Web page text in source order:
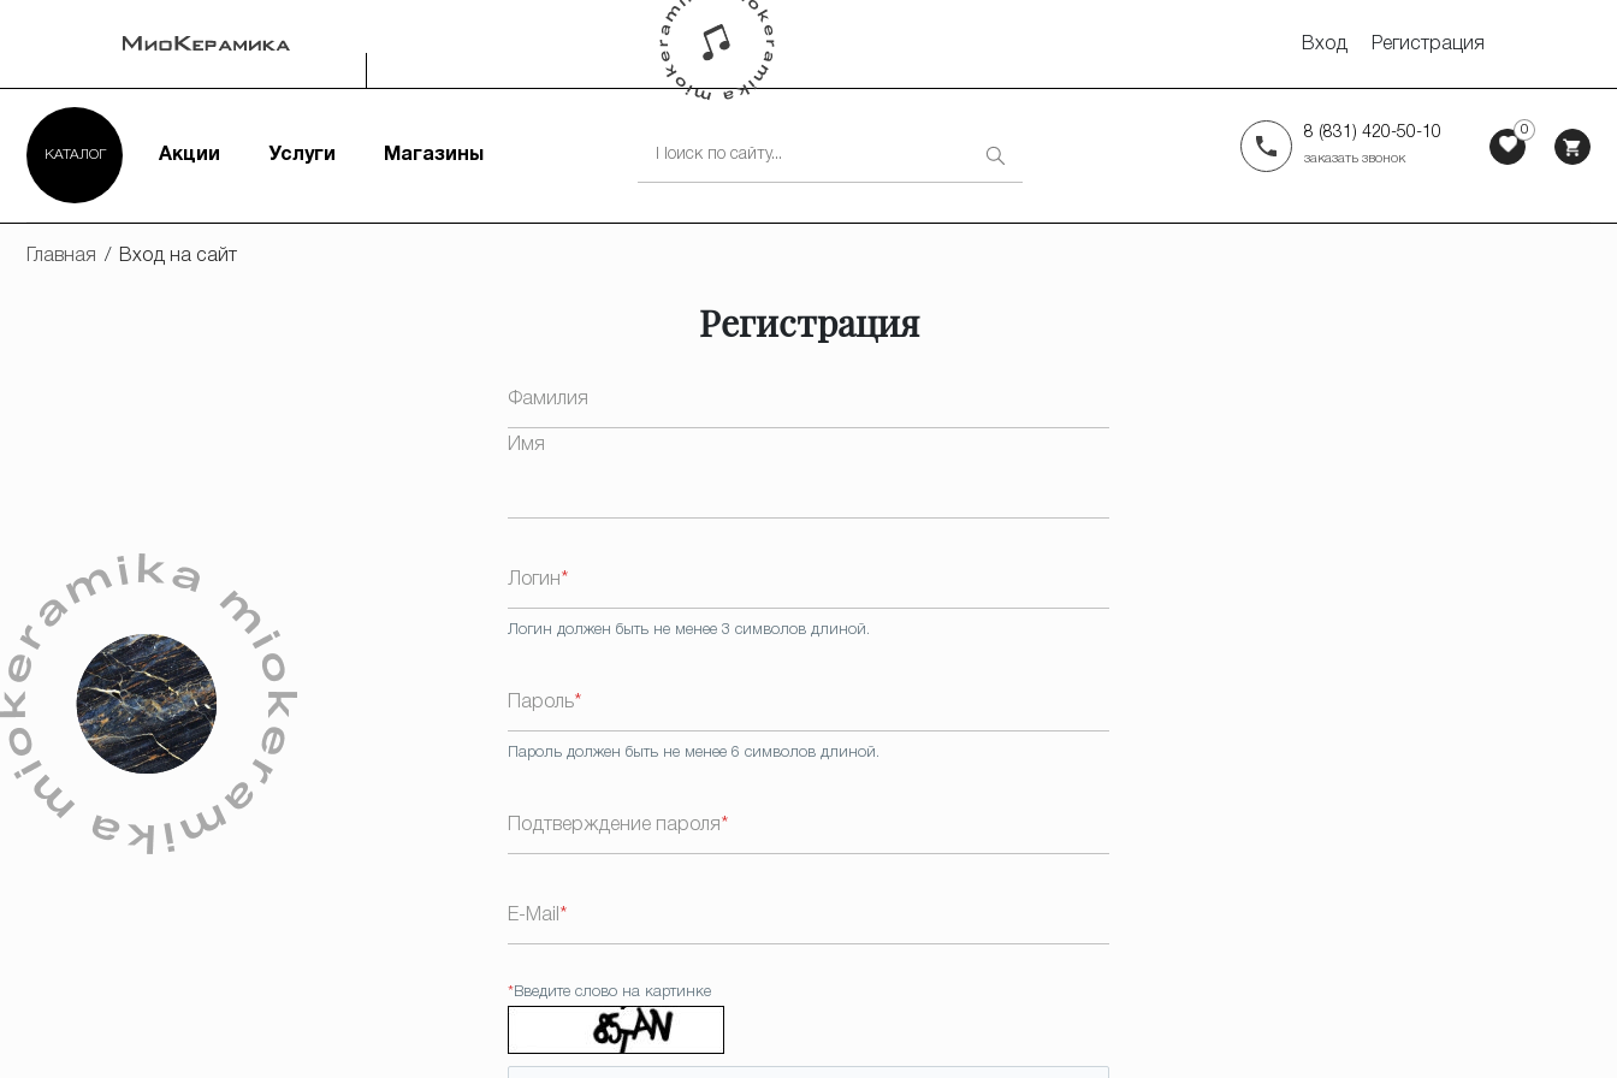
Вход Регистрация
КАТАЛОГ Акции Услуги Магазины
8 (831) 420-50-10
заказать звонок
0
Главная / Вход на сайт
Регистрация
Фамилия
Имя
Логин *
Логин должен быть не менее 3 символов длиной.
Пароль*
Пароль должен быть не менее 6 символов длиной.
Подтверждение пароля *
E-Mail *
*Введите слово на картинке